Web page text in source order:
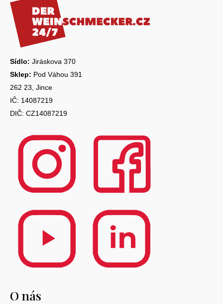
Sídlo: Jiráskova 370
Sklep: Pod Váhou 391
262 23, Jince
IČ: 14087219
DIČ: CZ14087219
O nás